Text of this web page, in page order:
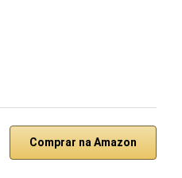
Comprar na Amazon